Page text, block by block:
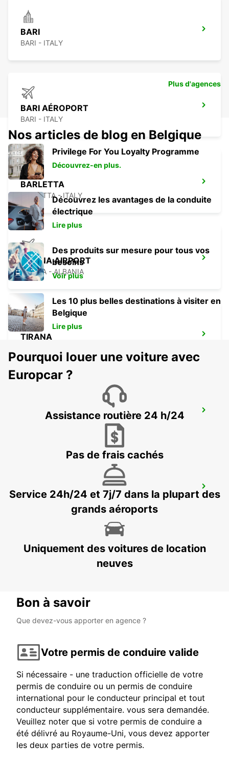
BARI
BARI - ITALY
BARI AÉROPORT
BARI - ITALY
BARLETTA
BARLETTA - ITALY
TIRANA AIRPORT
TIRANA - ALBANIA
TIRANA
CORFU CITY
CORFU AIRPORT
CORFU - GREECE
Plus d'agences
Nos articles de blog en Belgique
Privilege For You Loyalty Programme
Découvrez-en plus.
Découvrez les avantages de la conduite
électrique
Lire plus
Des produits sur mesure pour tous vos
besoins
Voir plus
Les 10 plus belles destinations à visiter en
Belgique
Lire plus
Pourquoi louer une voiture avec
Europcar ?
Assistance routière 24 h/24
Pas de frais cachés
Service 24h/24 et 7j/7 dans la plupart des
grands aéroports
Uniquement des voitures de location
neuves
Bon à savoir
Que devez-vous apporter en agence ?
Votre permis de conduire valide
Si nécessaire - une traduction officielle de votre
permis de conduire ou un permis de conduire
international pour le conducteur principal et tout
conducteur supplémentaire. vous sera demandée.
Veuillez noter que si votre permis de conduire a
été délivré au Royaume-Uni, vous devez apporter
les deux parties de votre permis.